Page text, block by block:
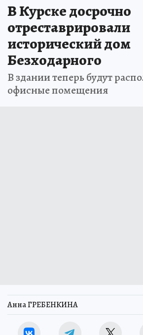
В Курске досрочно
отреставрировали
исторический дом
Безходарного
В здании теперь будут
офисные помещения
Анна ГРЕБЕНКИНА